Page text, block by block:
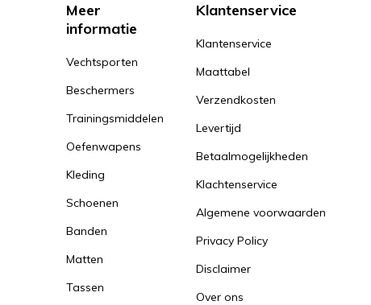
Meer
informatie
Vechtsporten
Beschermers
Trainingsmiddelen
Oefenwapens
Kleding
Schoenen
Banden
Matten
Tassen
Klantenservice
Klantenservice
Maattabel
Verzendkosten
Levertijd
Betaalmogelijkheden
Klachtenservice
Algemene voorwaarden
Privacy Policy
Disclaimer
Over ons